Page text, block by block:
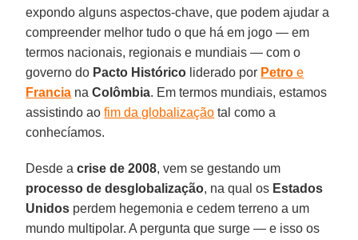
expondo alguns aspectos-chave, que podem ajudar a
compreender melhor tudo o que há em jogo — em
termos nacionais, regionais e mundiais — com o
governo do Pacto Histórico liderado por Petro e
Francia na Colômbia. Em termos mundiais, estamos
assistindo aofim da globalização tal como a
conhecíamos.
Desde a crise de 2008, vem se gestando um
processo de desglobalização, na qual os Estados
Unidos perdem hegemonia e cedem terreno a um
mundo multipolar. A pergunta que surge — e isso os